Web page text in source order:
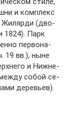
и ком­плекс
Жи­ляр­ди (дво­
1824). Парк
пер­во­на­
19 вв.), ны­не
и Ниж­не­
со­бой се­
де­ревь­ев).